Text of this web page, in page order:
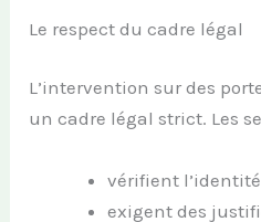
Le respect du cadre légal
L’intervention sur des
un cadre légal strict. Les
vérifient
exigent des